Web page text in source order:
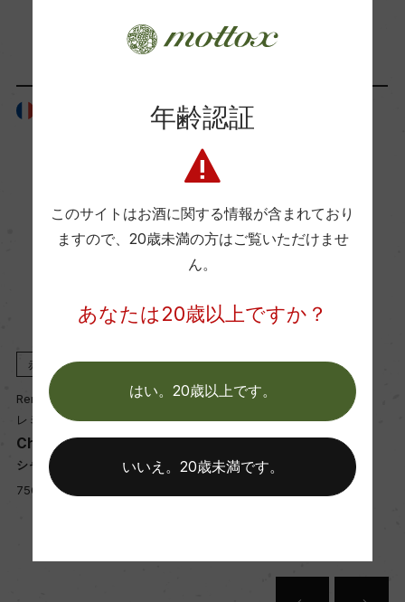
ー
醗酵・熟成
醗酵：ステンレスタンクで主醗酵後 1/3オーク樽 2/
3アンフォラにてマロラクティック醗酵
熟成：オーク樽 14カ月(仏産、228L、新樽比率
0%)
「生産者」が同じ商品
赤 2023
Remi Seguin
レミ・スガン
Chambolle-Musigny
シャンボル・ミュジニー
750ml, 18,700 yen
フランス
赤 2022
Remi Seguin
レミ・スガン
Chambolle-Musigny
シャンボル・ミュジニー
年齢認証
このサイトはお酒に関する情報が含まれており
ますので、 20歳未満の方はご覧いただけませ
ん。
あなたは20歳以上ですか？
はい。20歳以上です。
いいえ。20歳未満です。